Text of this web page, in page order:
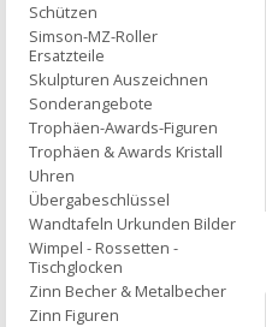
Schützen
Simson-MZ-Roller
Ersatzteile
Skulpturen Auszeichnen
Sonderangebote
Trophäen-Awards-Figuren
Trophäen & Awards Kristall
Uhren
Übergabeschlüssel
Wandtafeln Urkunden Bilder
Wimpel - Rossetten -
Tischglocken
Zinn Becher & Metalbecher
Zinn Figuren